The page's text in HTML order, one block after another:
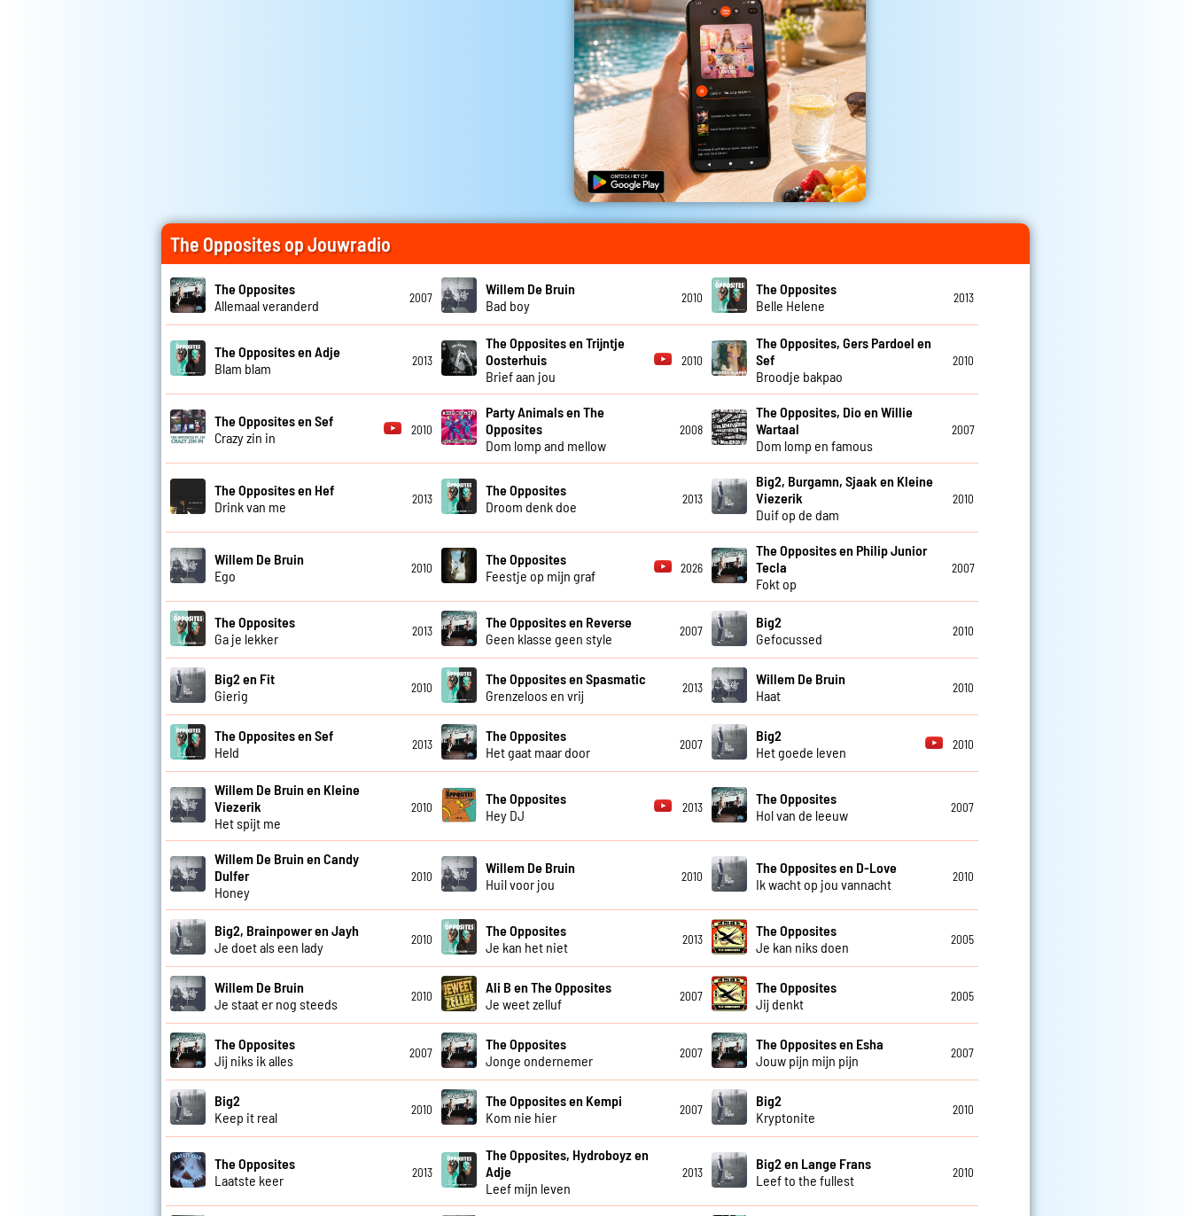
The Opposites op Jouwradio
The Opposites
Allemaal veranderd
2007
Willem De Bruin
Bad boy
2010
The Opposites
Belle Helene
2013
The Opposites en Adje
Blam blam
2013
The Opposites en Trijntje
Oosterhuis
Brief aan jou
2010
The Opposites, Gers Pardoel en
Sef
Broodje bakpao
2010
The Opposites en Sef
Crazy zin in
2010
Party Animals en The
Opposites
Dom lomp and mellow
2008
The Opposites, Dio en Willie
Wartaal
Dom lomp en famous
2007
The Opposites en Hef
Drink van me
2013
The Opposites
Droom denk doe
2013
Big2, Burgamn, Sjaak en Kleine
Viezerik
Duif op de dam
2010
Willem De Bruin
Ego
2010
The Opposites
Feestje op mijn graf
2026
The Opposites en Philip Junior
Tecla
Fokt op
2007
The Opposites
Ga je lekker
2013
The Opposites en Reverse
Geen klasse geen style
2007
Big2
Gefocussed
2010
Big2 en Fit
Gierig
2010
The Opposites en Spasmatic
Grenzeloos en vrij
2013
Willem De Bruin
Haat
2010
The Opposites en Sef
Held
2013
The Opposites
Het gaat maar door
2007
Big2
Het goede leven
2010
Willem De Bruin en Kleine
Viezerik
Het spijt me
2010
The Opposites
Hey DJ
2013
The Opposites
Hol van de leeuw
2007
Willem De Bruin en Candy
Dulfer
Honey
2010
Willem De Bruin
Huil voor jou
2010
The Opposites en D-Love
Ik wacht op jou vannacht
2010
Big2, Brainpower en Jayh
Je doet als een lady
2010
The Opposites
Je kan het niet
2013
The Opposites
Je kan niks doen
2005
Willem De Bruin
Je staat er nog steeds
2010
Ali B en The Opposites
Je weet zelluf
2007
The Opposites
Jij denkt
2005
The Opposites
Jij niks ik alles
2007
The Opposites
Jonge ondernemer
2007
The Opposites en Esha
Jouw pijn mijn pijn
2007
Big2
Keep it real
2010
The Opposites en Kempi
Kom nie hier
2007
Big2
Kryptonite
2010
The Opposites
Laatste keer
2013
The Opposites, Hydroboyz en
Adje
Leef mijn leven
2013
Big2 en Lange Frans
Leef to the fullest
2010